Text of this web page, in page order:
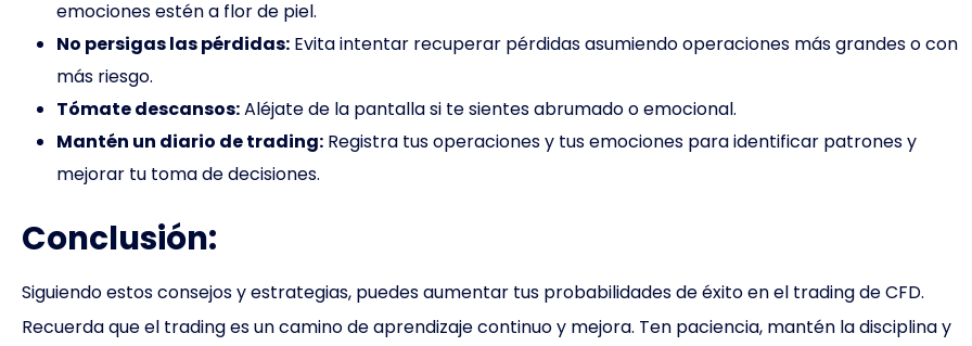
emociones estén a flor de piel.
No persigas las pérdidas: Evita intentar recuperar pérdidas asumiendo operaciones más grandes o con
más riesgo.
Tómate descansos:Aléjate de la pantalla si te sientes abrumado o emocional.
Mantén un diario de trading: Registra tus operaciones y tus emociones para identificar patrones y
mejorar tu toma de decisiones.
Conclusión:
Siguiendo estos consejos y estrategias, puedes aumentar tus probabilidades de éxito en el trading de CFD.
Recuerda que el trading es un camino de aprendizaje continuo y mejora. Ten paciencia, mantén la disciplina y